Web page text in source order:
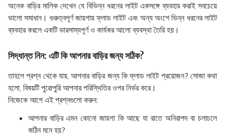
অনেক বাড়ির মালিক দেখেন যে বিভিন্ন ধরনের লাইট একসঙ্গে ব্যবহার করাই সবচেয়ে
ভালো সমাধান। গুরুত্বপূর্ণ জায়গায় ফ্লাড লাইট এবং অন্য অংশে ভিন্ন ধরনের লাইট
ব্যবহার করলে একটি ভারসাম্যপূর্ণ ও কার্যকর আলো ব্যবস্থা তৈরি হয়।
সিদ্ধান্ত নিন: এটি কি আপনার বাড়ির জন্য সঠিক?
তাহলে প্রশ্ন থেকে যায়, আপনার বাড়ির জন্য কি ফ্লাড লাইট প্রয়োজন? সোজা কথা
হলো, বিষয়টি পুরোপুরি আপনার পরিস্থিতির ওপর নির্ভর করে।
নিজেকে আগে এই প্রশ্নগুলো করুন:
আপনার বাড়ির এমন কোনো জায়গা কি আছে যা রাতে অনিরাপদ বা চলাচলে
কঠিন মনে হয়?